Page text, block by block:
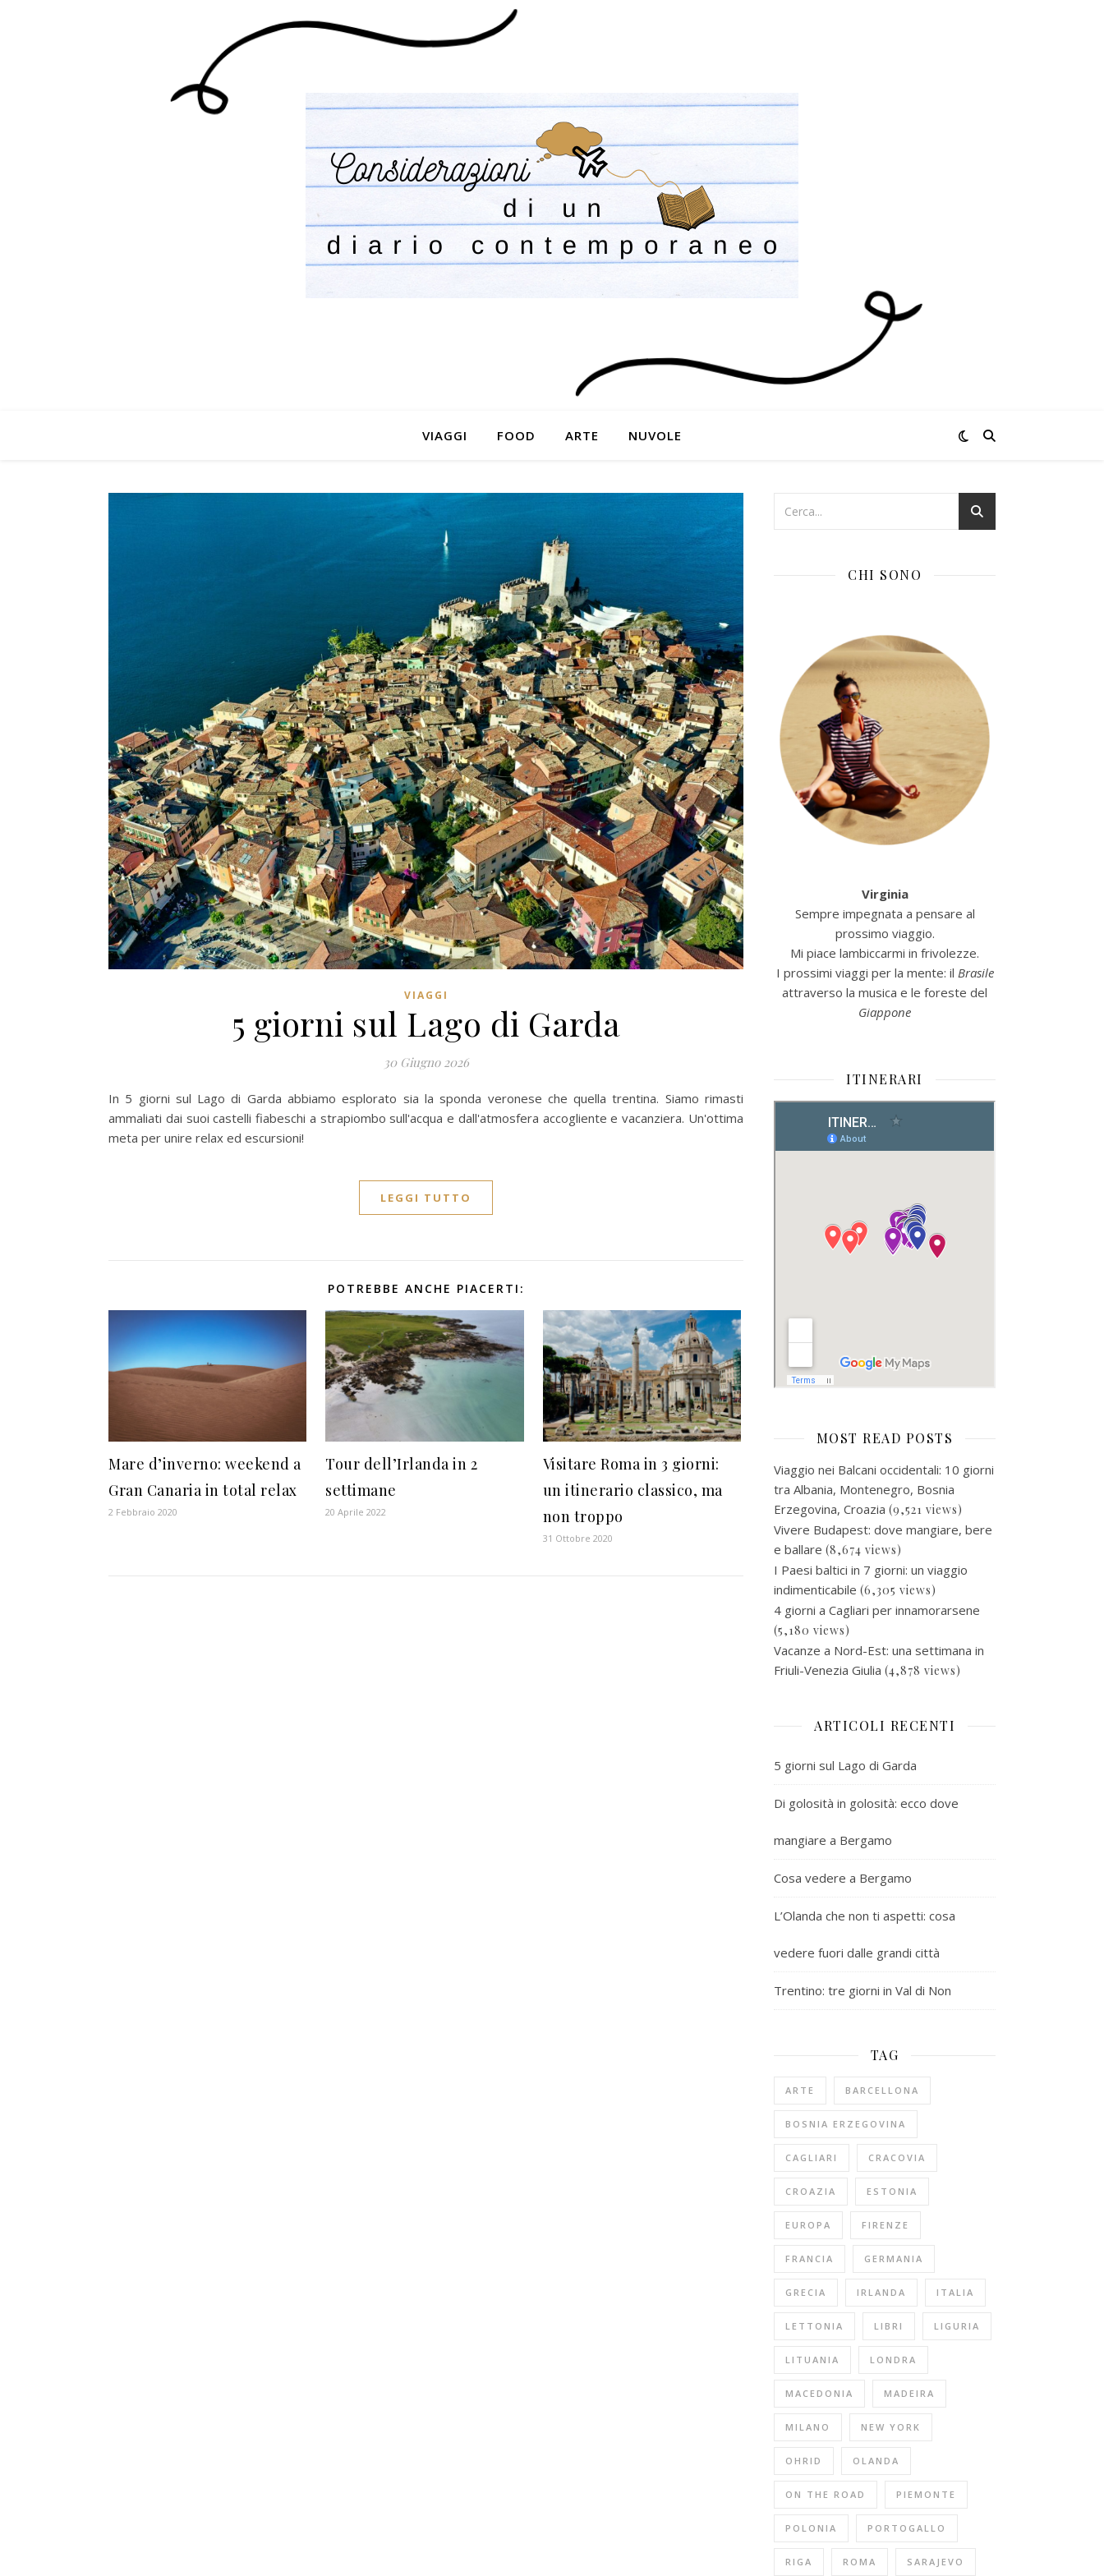
VIAGGI FOOD ARTE NUVOLE
VIAGGI
5 giorni sul Lago di Garda
30 Giugno 2026
In 5 giorni sul Lago di Garda abbiamo esplorato sia la sponda veronese che quella trentina. Siamo rimasti
ammaliati dai suoi castelli fiabeschi a strapiombo sull'acqua e dall'atmosfera accogliente e vacanziera. Un'ottima
meta per unire relax ed escursioni!
LEGGI TUTTO
POTREBBE ANCHE PIACERTI:
Mare d’inverno: weekend a
Gran Canaria in total relax
2 Febbraio 2020
Tour dell’Irlanda in 2
settimane
20 Aprile 2022
Visitare Roma in 3 giorni:
un itinerario classico, ma
non troppo
31 Ottobre 2020
CHI SONO
Virginia
Sempre impegnata a pensare al
prossimo viaggio.
Mi piace lambiccarmi in frivolezze.
I prossimi viaggi per la mente: il Brasile
attraverso la musica e le foreste del
Giappone
ITINERARI
MOST READ POSTS
Viaggio nei Balcani occidentali: 10 giorni
tra Albania, Montenegro, Bosnia
Erzegovina, Croazia (9,521 views)
Vivere Budapest: dove mangiare, bere
e ballare (8,674 views)
I Paesi baltici in 7 giorni: un viaggio
indimenticabile (6,305 views)
4 giorni a Cagliari per innamorarsene
(5,180 views)
Vacanze a Nord-Est: una settimana in
Friuli-Venezia Giulia (4,878 views)
ARTICOLI RECENTI
5 giorni sul Lago di Garda
Di golosità in golosità: ecco dove
mangiare a Bergamo
Cosa vedere a Bergamo
L’Olanda che non ti aspetti: cosa
vedere fuori dalle grandi città
Trentino: tre giorni in Val di Non
TAG
ARTE BARCELLONA
BOSNIA ERZEGOVINA
CAGLIARI CRACOVIA
CROAZIA ESTONIA
EUROPA FIRENZE
FRANCIA GERMANIA
GRECIA IRLANDA ITALIA
LETTONIA LIBRI LIGURIA
LITUANIA LONDRA
MACEDONIA MADEIRA
MILANO NEW YORK
OHRID OLANDA
ON THE ROAD PIEMONTE
POLONIA PORTOGALLO
RIGA ROMA SARAJEVO